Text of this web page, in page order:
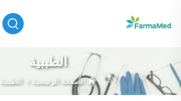
الطببية
الصفحة الرئيسية >الطببية